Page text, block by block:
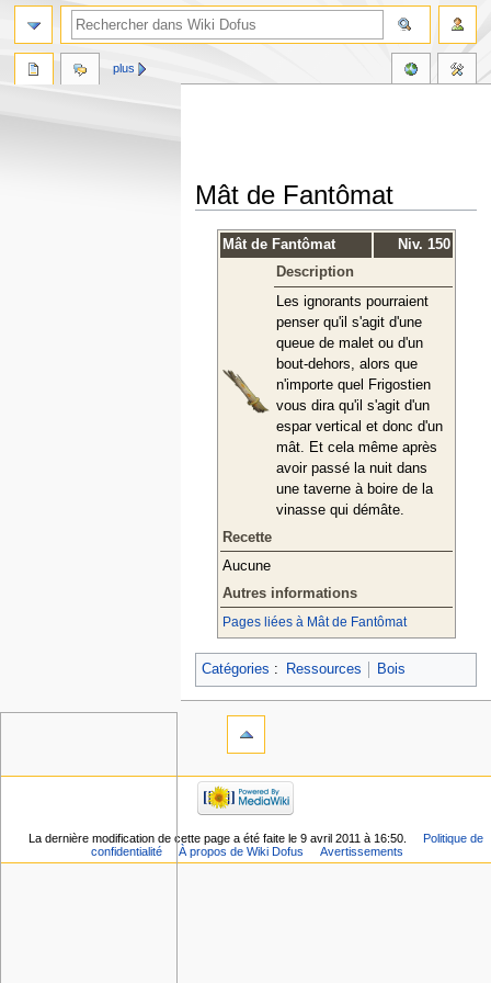
Mât de Fantômat
Mât de Fantômat
Niv. 150
Description
Les ignorants pourraient
penser qu'il s'agit d'une
queue de malet ou d'un
bout-dehors, alors que
n'importe quel Frigostien
vous dira qu'il s'agit d'un
espar vertical et donc d'un
mât. Et cela même après
avoir passé la nuit dans
une taverne à boire de la
vinasse qui démâte.
Recette
Aucune
Autres informations
Pages liées à Mât de Fantômat
Catégories : Ressources Bois
plus
La dernière modification de cette page a été faite le 9 avril 2011 à 16:50.
Politique de
confidentialité
À propos de Wiki Dofus Avertissements